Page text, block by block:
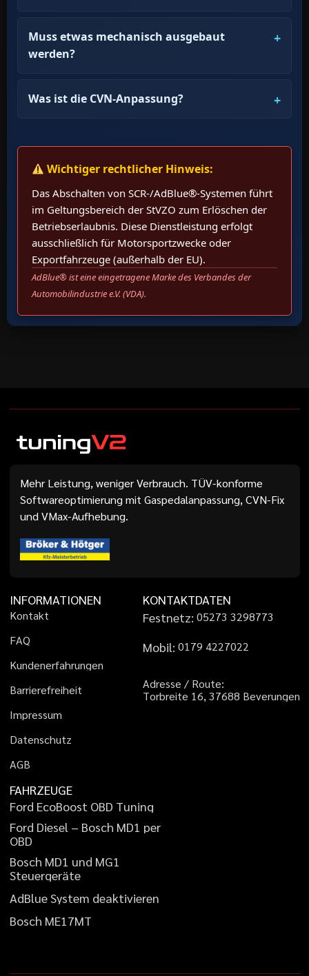
Muss etwas mechanisch ausgebaut
werden?
Was ist die CVN-Anpassung?
Wichtiger rechtlicher Hinweis:
Das Abschalten von SCR-/AdBlue®-Systemen führt
im Geltungsbereich der StVZO zum Erlöschen der
Betriebserlaubnis. Diese Dienstleistung erfolgt
ausschließlich für Motorsportzwecke oder
Exportfahrzeuge (außerhalb der EU).
AdBlue® ist eine eingetragene Marke des Verbandes der
Automobilindustrie e.V. (VDA).
Mehr Leistung, weniger Verbrauch. TÜV-konforme
Softwareoptimierung mit Gaspedalanpassung, CVN-Fix
und VMax-Aufhebung.
INFORMATIONEN
Kontakt
FAQ
Kundenerfahrungen
Barrierefreiheit
Impressum
Datenschutz
AGB
KONTAKTDATEN
Festnetz: 05273 3298773
Mobil: 01 79 4227022
Adresse / Route:
Torbreite 16, 37688 Beverungen
FAHRZEUGE
Ford EcoBoost OBD Tuning
Ford Diesel – Bosch MD1 per
OBD
Bosch MD1 und MG1
Steuergeräte
AdBlueSystem deaktivieren
Bosch ME17MT